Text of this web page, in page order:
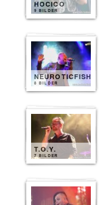
HOCICO
9 BILDER
NEUROTICFISH
8 BILDER
T.O.Y.
7 BILDER